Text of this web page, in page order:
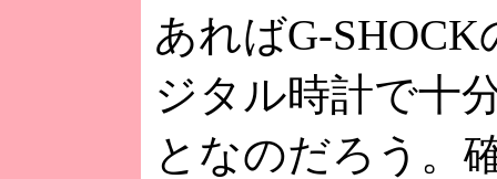
あればG-
ジタル時計で十
となのだろう。